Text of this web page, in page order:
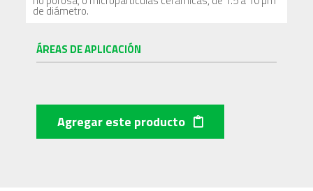
de diámetro.
ÁREAS DE APLICACIÓN
Agregar este producto